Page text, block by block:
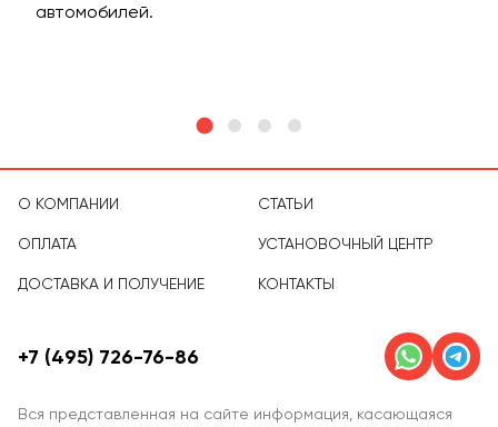
автомобилей.
О КОМПАНИИ
ОПЛАТА
ДОСТАВКА И ПОЛУЧЕНИЕ
СТАТЬИ
УСТАНОВОЧНЫЙ ЦЕНТР
КОНТАКТЫ
Вся представленная на сайте информация, касающаяся
+7 (495) 726-76-86